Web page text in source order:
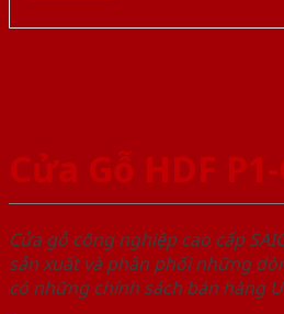
Cửa Gỗ HDF
Cửa gỗ công nghiệp cao cấp
sản xuất và phân phối những
có những chính sách bán hàng